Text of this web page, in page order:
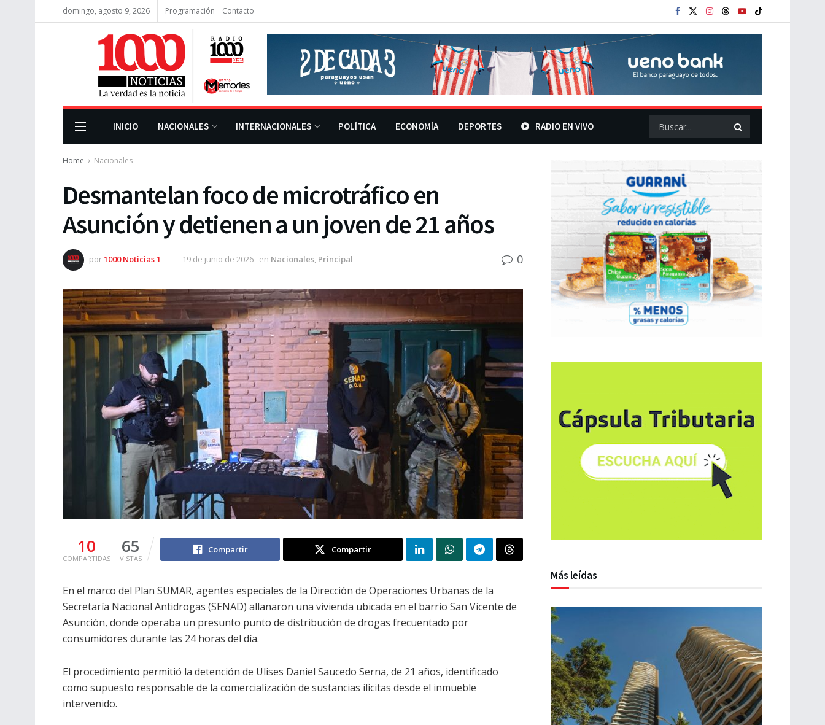
domingo, agosto 9, 2026 Programación Contacto
INICIO NACIONALES INTERNACIONALES POLÍTICA ECONOMÍA DEPORTES RADIO EN VIVO
Home Nacionales
Desmantelan foco de microtráfico en
Asunción y detienen a un joven de 21 años
por1000 Noticias 1 19 de junio de 2026 en Nacionales, Principal 0
10
COMPARTIDAS
65
VISTAS
Compartir Compartir
En el marco del Plan SUMAR, agentes especiales de la Dirección de Operaciones Urbanas de la
Secretaría Nacional Antidrogas (SENAD) allanaron una vivienda ubicada en el barrio San Vicente de
Asunción, donde operaba un presunto punto de distribución de drogas frecuentado por
consumidores durante las 24 horas del día.
El procedimiento permitió la detención de Ulises Daniel Saucedo Serna, de 21 años, identificado
como supuesto responsable de la comercialización de sustancias ilícitas desde el inmueble
intervenido.
Más leídas